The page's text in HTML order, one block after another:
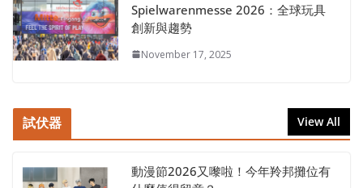
Spielwarenmesse 2026：全球玩具
創新與趨勢
November 17, 2025
試伏器 View All
動漫節2026又嚟啦！今年羚邦攤位有